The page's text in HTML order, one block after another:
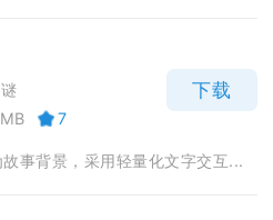
7
下载
事背景，采用轻量化文字交互...